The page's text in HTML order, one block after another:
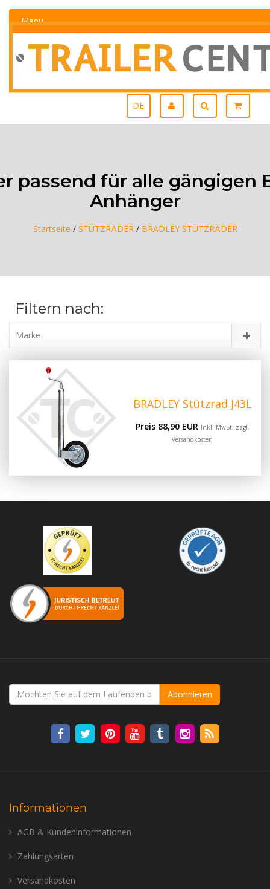
Menu
DE
passend für alle gängigen
Anhänger
Startseite / STÜTZRÄDER/ BRADLEY STÜTZRÄDER
Filtern nach:
Marke
BRADLEY Stützrad J43L
Preis 88,90 EUR Inkl. MwSt. zzgl.
Versandkosten
Abonnieren
Informationen
AGB & Kundeninformationen
Zahlungsarten
Versandkosten